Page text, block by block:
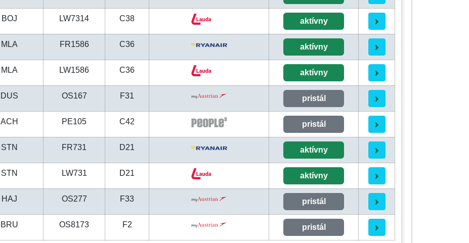
BOJ LW7314 C38 aktívny
MLA FR1586 C36 aktívny
MLA LW1586 C36 aktívny
DUS OS167 F31 pristál
ACH PE105 C42 pristál
STN FR731 D21 aktívny
STN LW731 D21 aktívny
HAJ OS277 F33 pristál
BRU OS8173 F2 pristál